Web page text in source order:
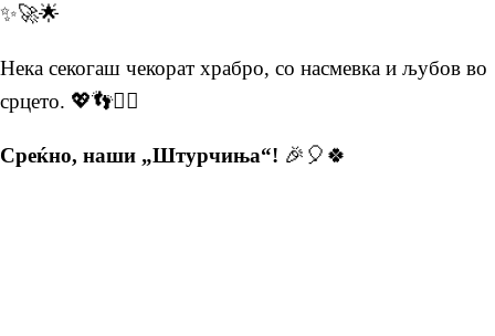
✨🚀🌟
Нека секогаш чекорат храбро, со насмевка и љубов во
срцето. 💖👣🏃‍♂️
Среќно, наши „Штурчиња“! 🎉🎈🍀